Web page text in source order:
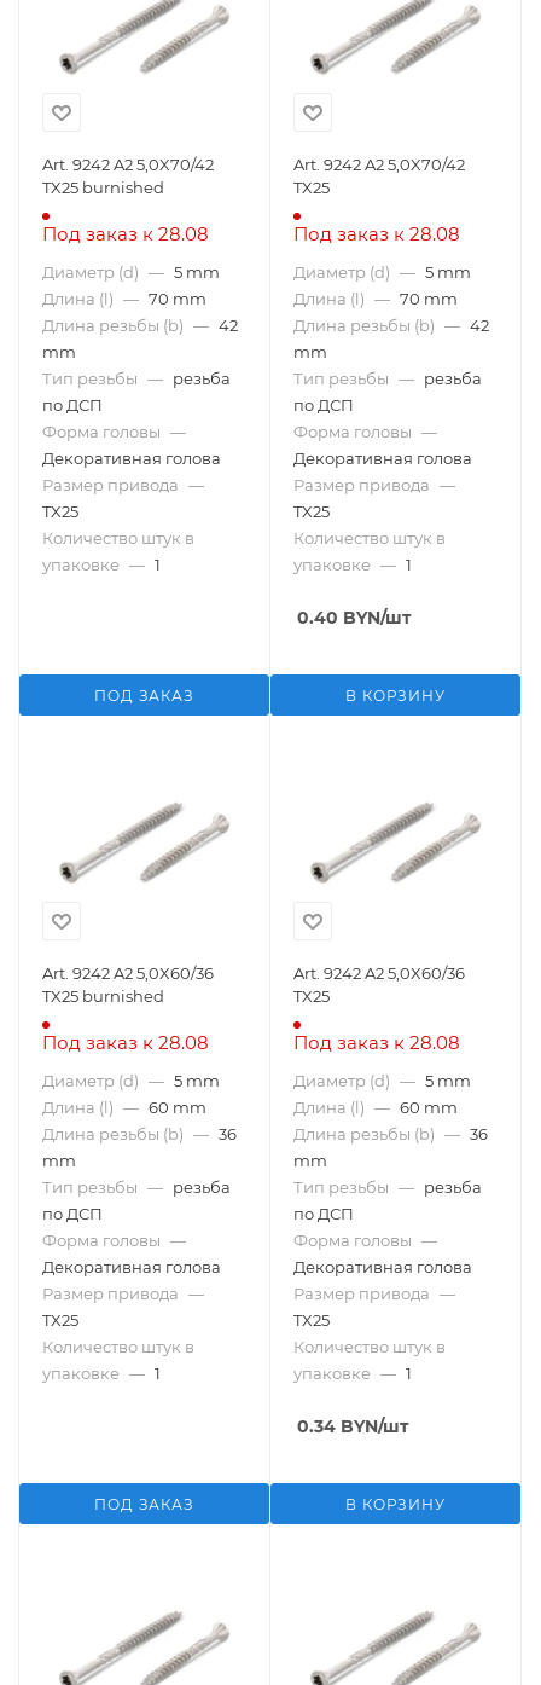
Art. 9242 A2 5,0X70/42
TX25 burnished
Под заказ к 28.08
Диаметр (d) — 5 mm
Длина (l) — 70 mm
Длина резьбы (b) — 42
mm
Тип резьбы — резьба
по ДСП
Форма головы —
Декоративная голова
Размер привода —
TX25
Количество штук в
упаковке — 1
ПОД ЗАКАЗ
Art. 9242 A2 5,0X70/42
TX25
Под заказ к 28.08
Диаметр (d) — 5 mm
Длина (l) — 70 mm
Длина резьбы (b) — 42
mm
Тип резьбы — резьба
по ДСП
Форма головы —
Декоративная голова
Размер привода —
TX25
Количество штук в
упаковке — 1
0.40 BYN/шт
В КОРЗИНУ
Art. 9242 A2 5,0X60/36
TX25 burnished
Под заказ к 28.08
Диаметр (d) — 5 mm
Длина (l) — 60 mm
Длина резьбы (b) — 36
mm
Тип резьбы — резьба
по ДСП
Форма головы —
Декоративная голова
Размер привода —
TX25
Количество штук в
упаковке — 1
ПОД ЗАКАЗ
Art. 9242 A2 5,0X60/36
TX25
Под заказ к 28.08
Диаметр (d) — 5 mm
Длина (l) — 60 mm
Длина резьбы (b) — 36
mm
Тип резьбы — резьба
по ДСП
Форма головы —
Декоративная голова
Размер привода —
TX25
Количество штук в
упаковке — 1
0.34 BYN/шт
В КОРЗИНУ